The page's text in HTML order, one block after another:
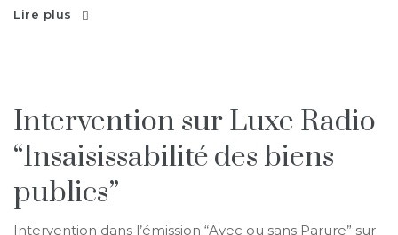
Lire plus
Intervention sur Luxe Radio
“Insaisissabilité des biens
publics”
Intervention dans l’émission “Avec ou sans Parure” sur